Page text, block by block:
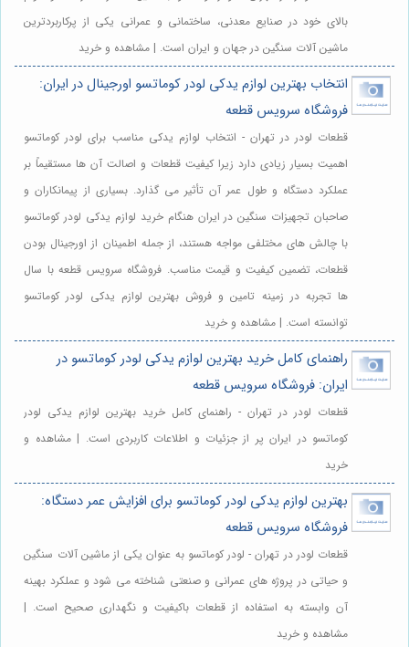
بالای خود در صنایع معدنی، ساختمانی و عمرانی یکی از پرکاربردترین
ماشین آلات سنگین در جهان و ایران است. | مشاهده و خرید
انتخاب بهترین لوازم یدکی لودر کوماتسو اورجینال در ایران:
فروشگاه سرویس قطعه
قطعات لودر در تهران - انتخاب لوازم یدکی مناسب برای لودر کوماتسو
اهمیت بسیار زیادی دارد زیرا کیفیت قطعات و اصالت آن ها مستقیماً بر
عملکرد دستگاه و طول عمر آن تأثیر می گذارد. بسیاری از پیمانکاران و
صاحبان تجهیزات سنگین در ایران هنگام خرید لوازم یدکی لودر کوماتسو
با چالش های مختلفی مواجه هستند، از جمله اطمینان از اورجینال بودن
قطعات، تضمین کیفیت و قیمت مناسب. فروشگاه سرویس قطعه با سال
ها تجربه در زمینه تامین و فروش بهترین لوازم یدکی لودر کوماتسو
توانسته است. | مشاهده و خرید
راهنمای کامل خرید بهترین لوازم یدکی لودر کوماتسو در
ایران: فروشگاه سرویس قطعه
قطعات لودر در تهران - راهنمای کامل خرید بهترین لوازم یدکی لودر
کوماتسو در ایران پر از جزئیات و اطلاعات کاربردی است. | مشاهده و
خرید
بهترین لوازم یدکی لودر کوماتسو برای افزایش عمر دستگاه:
فروشگاه سرویس قطعه
قطعات لودر در تهران - لودر کوماتسو به عنوان یکی از ماشین آلات سنگین
و حیاتی در پروژه های عمرانی و صنعتی شناخته می شود و عملکرد بهینه
آن وابسته به استفاده از قطعات باکیفیت و نگهداری صحیح است. |
مشاهده و خرید